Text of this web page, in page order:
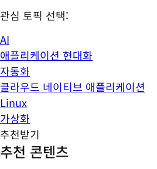
관심 토픽 선택:
AI
애플리케이션 현대화
자동화
클라우드 네이티브 애플리케이션
Linux
가상화
추천받기
추천 콘텐츠